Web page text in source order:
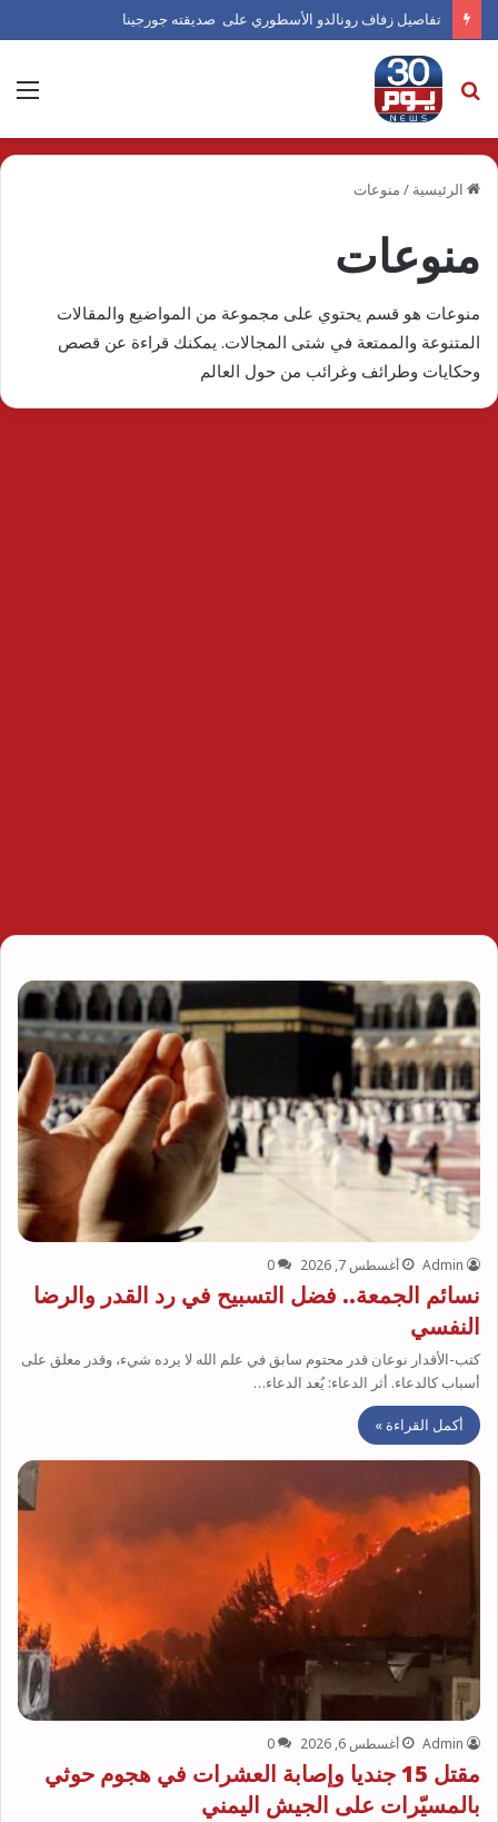
تفاصيل زفاف رونالدو الأسطوري على صديقته جورجينا
بحث
عن
الرئيسية / منوعات
منوعات
منوعات هو قسم يحتوي على مجموعة من المواضيع والمقالات
المتنوعة والممتعة في شتى المجالات. يمكنك قراءة عن قصص
وحكايات وطرائف وغرائب من حول العالم
Admin أغسطس 7, 2026 0
نسائم الجمعة.. فضل التسبيح في رد القدر والرضا
النفسي
كتب-الأقدار نوعان قدر محتوم سابق في علم الله لا يرده شيء، وقدر معلق على
أسباب كالدعاء. أثر الدعاء: يُعد الدعاء…
أكمل القراءة »
Admin أغسطس 6, 2026 0
مقتل 15 جنديا وإصابة العشرات في هجوم حوثي
بالمسيّرات على الجيش اليمني